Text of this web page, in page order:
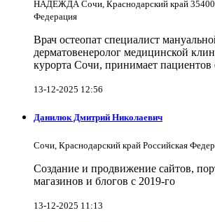
НАДЕЖДА Сочи, Краснодарский край
Федерация
Врач остеопат специалист
дерматовенеролог медицинской
курорта Сочи, принимает пациентов
13-12-2025 12:56
Данилюк Дмитрий Николаевич
Сочи, Краснодарский край Российская
Создание и продвижение сайтов,
магазинов и блогов с 2019-го
13-12-2025 11:13